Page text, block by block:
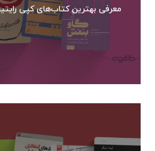
معرفی بهترین کتاب‌های کپی